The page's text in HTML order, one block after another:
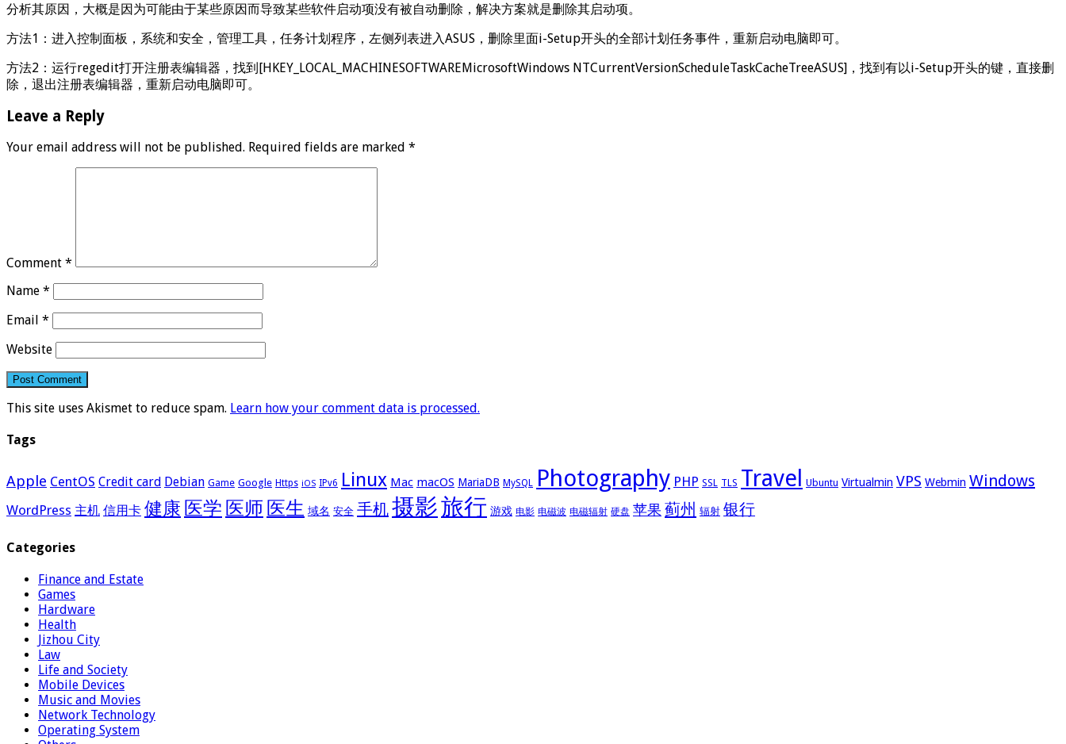
分析其原因，大概是因为可能由于某些原因而导致某些软件启动项没有被自动删除，解决方案就是删除其启动项。
方法1：进入控制面板，系统和安全，管理工具，任务计划程序，左侧列表进入ASUS，删除里面i-Setup开头的全部计划任务事件，重新启动电脑即可。
方法2：运行regedit打开注册表编辑器，找到[HKEY_LOCAL_MACHINESOFTWAREMicrosoftWindows NTCurrentVersionScheduleTaskCacheTreeASUS]，找到有以i-Setup开头的键，直接删
除，退出注册表编辑器，重新启动电脑即可。
Leave a Reply
Your email address will not be published. Required fields are marked *
Comment *
Name *
Email *
Website
This site uses Akismet to reduce spam. Learn how your comment data is processed.
Tags
Apple CentOS Credit card Debian Game Google Https iOS IPv6 Linux Mac macOS MariaDB MySQL Photography PHP SSL TLS Travel Ubuntu Virtualmin VPS Webmin Windows
WordPress 主机 信用卡 健康 医学 医师 医生 域名 安全 手机摄影旅行 游戏 电影 电磁波 电磁辐射 硬盘 苹果 蓟州 辐射 银行
Categories
Finance and Estate
Games
Hardware
Health
Jizhou City
Law
Life and Society
Mobile Devices
Music and Movies
Network Technology
Operating System